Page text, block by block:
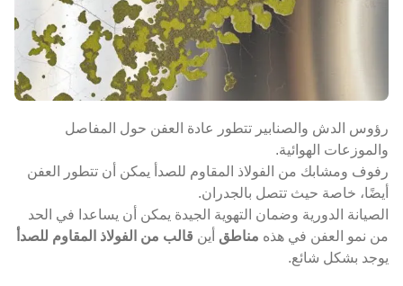
رؤوس الدش والصنابير تتطور عادة العفن حول المفاصل
والموزعات الهوائية.
رفوف ومشابك من الفولاذ المقاوم للصدأ يمكن أن تتطور العفن
أيضًا، خاصة حيث تتصل بالجدران.
الصيانة الدورية وضمان التهوية الجيدة يمكن أن يساعدا في الحد
من نمو العفن في هذه مناطقأين قالب من الفولاذ المقاوم للصدأ
يوجد بشكل شائع.